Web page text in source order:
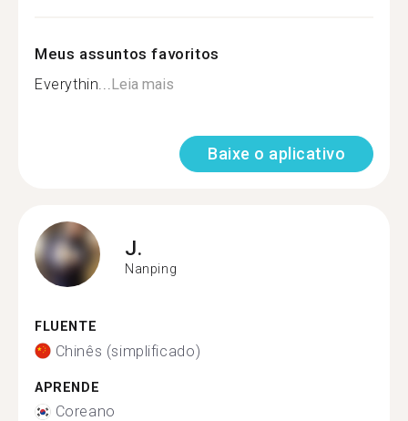
Meus assuntos favoritos
Everythin...Leia mais
Baixe o aplicativo
J.
Nanping
FLUENTE
Chinês (simplificado)
APRENDE
Coreano